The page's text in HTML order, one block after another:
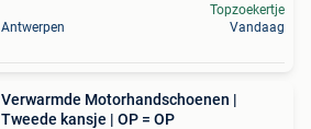
Antwerpen
Topzoekertje
Vandaag
Verwarmde Motorhandschoenen |
Tweede kansje | OP = OP